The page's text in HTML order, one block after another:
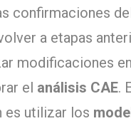
confirmaciones
a etapas
modificaciones
el análisis CAE.
es utilizar los